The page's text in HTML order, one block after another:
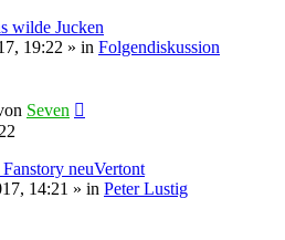
wilde Jucken
19:22 » in Folgendiskussion
Seven
neuVertont
14:21 » in Peter Lustig